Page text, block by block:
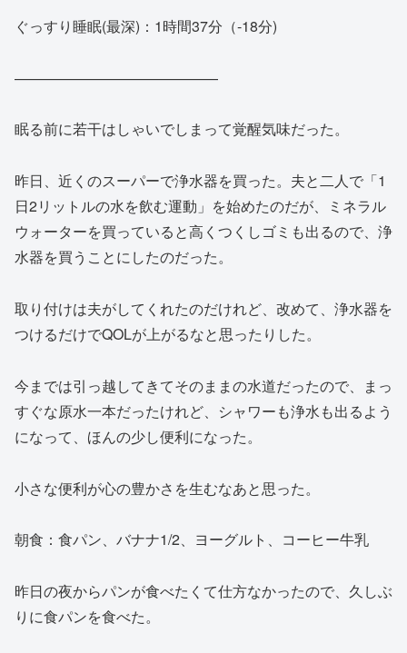
ぐっすり睡眠(最深)：1時間37分（-18分)
——————————————
眠る前に若干はしゃいでしまって覚醒気味だった。
昨日、近くのスーパーで浄水器を買った。夫と二人で「1
日2リットルの水を飲む運動」を始めたのだが、ミネラル
ウォーターを買っていると高くつくしゴミも出るので、浄
水器を買うことにしたのだった。
取り付けは夫がしてくれたのだけれど、改めて、浄水器を
つけるだけでQOLが上がるなと思ったりした。
今までは引っ越してきてそのままの水道だったので、まっ
すぐな原水一本だったけれど、シャワーも浄水も出るよう
になって、ほんの少し便利になった。
小さな便利が心の豊かさを生むなあと思った。
朝食：食パン、バナナ1/2、ヨーグルト、コーヒー牛乳
昨日の夜からパンが食べたくて仕方なかったので、久しぶ
りに食パンを食べた。